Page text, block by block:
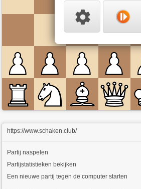
https://www.schaken.club/
Partij naspelen
Partijstatistieken bekijken
Een nieuwe partij tegen de computer starten